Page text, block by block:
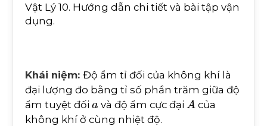
Vật Lý 10. Hướng dẫn chi tiết và bài tập vận
dụng.
Khái niệm: Độ ẩm tỉ đối của không khí là
đại lượng đo bằng tỉ số phần trăm giữa độ
ẩm tuyệt đối a và độ ẩm cực đại A của
không khí ở cùng nhiệt độ.